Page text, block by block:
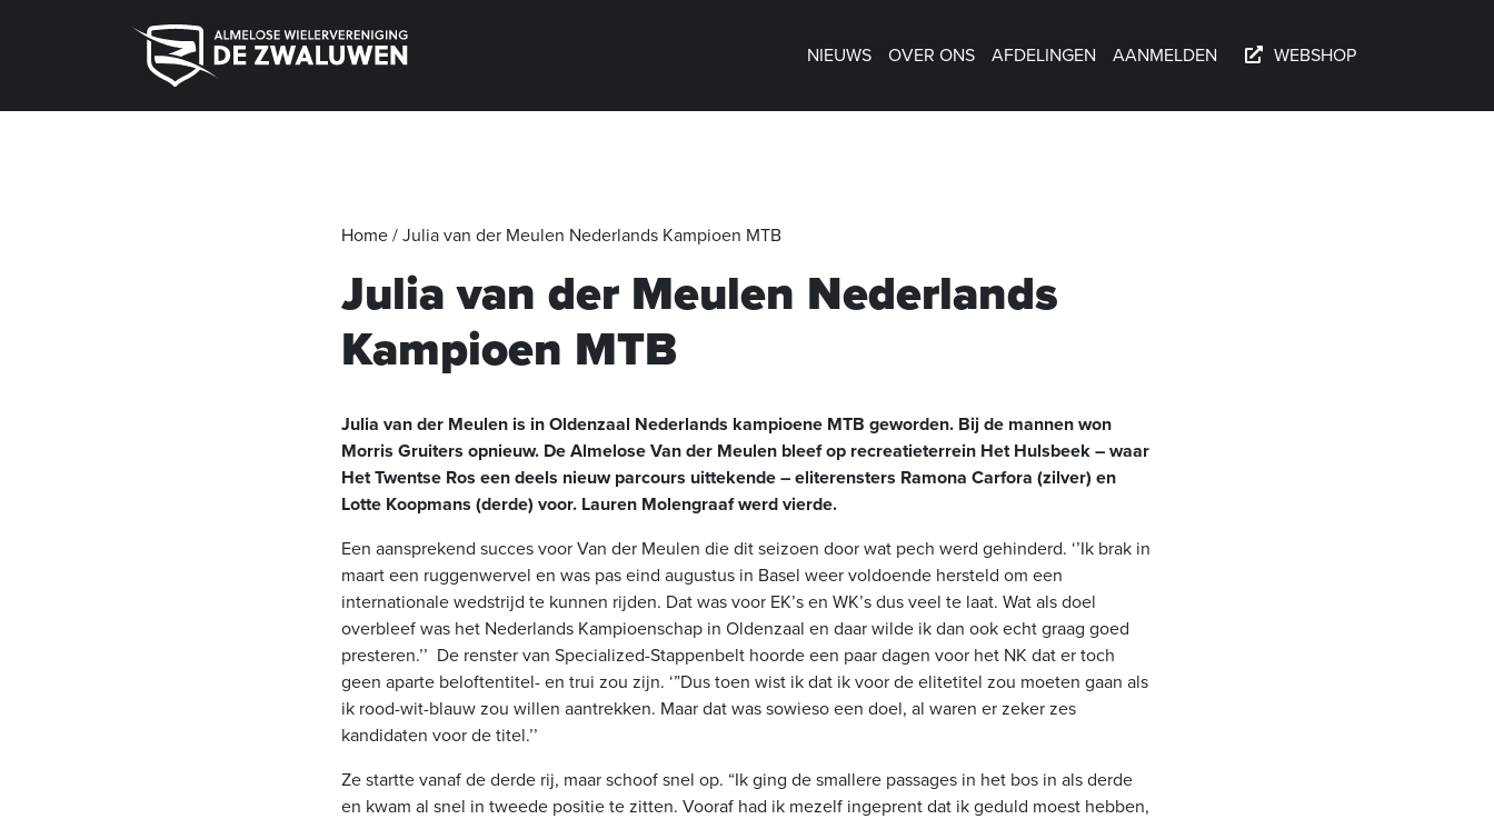
NIEUWS OVER ONS AFDELINGEN AANMELDEN WEBSHOP
Home / Julia van der Meulen Nederlands Kampioen MTB
Julia van der Meulen Nederlands
Kampioen MTB
Julia van der Meulen is in Oldenzaal Nederlands kampioene MTB geworden. Bij de mannen won
Morris Gruiters opnieuw. De Almelose Van der Meulen bleef op recreatieterrein Het Hulsbeek – waar
Het Twentse Ros een deels nieuw parcours uittekende – eliterensters Ramona Carfora (zilver) en
Lotte Koopmans (derde) voor. Lauren Molengraaf werd vierde.
Een aansprekend succes voor Van der Meulen die dit seizoen door wat pech werd gehinderd. ‘’Ik brak in
maart een ruggenwervel en was pas eind augustus in Basel weer voldoende hersteld om een
internationale wedstrijd te kunnen rijden. Dat was voor EK’s en WK’s dus veel te laat. Wat als doel
overbleef was het Nederlands Kampioenschap in Oldenzaal en daar wilde ik dan ook echt graag goed
presteren.’’ De renster van Specialized-Stappenbelt hoorde een paar dagen voor het NK dat er toch
geen aparte beloftentitel- en trui zou zijn. ‘”Dus toen wist ik dat ik voor de elitetitel zou moeten gaan als
ik rood-wit-blauw zou willen aantrekken. Maar dat was sowieso een doel, al waren er zeker zes
kandidaten voor de titel.’’
Ze startte vanaf de derde rij, maar schoof snel op. “Ik ging de smallere passages in het bos in als derde
en kwam al snel in tweede positie te zitten. Vooraf had ik mezelf ingeprent dat ik geduld moest hebben,